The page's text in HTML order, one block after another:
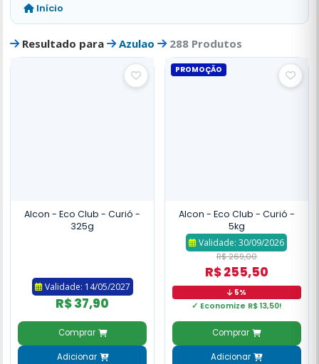
Início
Resultado para Azulao 288 Produtos
Alcon - Eco Club - Curió -
325g
Validade: 14/05/2027
R$ 37,90
Comprar
Adicionar
PROMOÇÃO
Alcon - Eco Club - Curió -
5kg
Validade: 30/09/2026
R$ 269,00
R$ 255,50
5%
✓ Economize R$ 13,50!
Comprar
Adicionar